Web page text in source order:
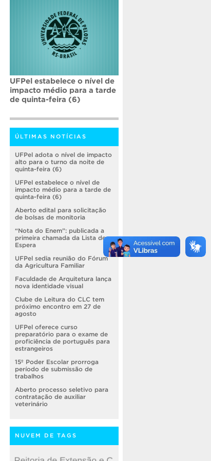
UFPel estabelece o nível de
impacto médio para a tarde
de quinta-feira (6)
ÚLTIMAS NOTÍCIAS
UFPel adota o nível de impacto
alto para o turno da noite de
quinta-feira (6)
UFPel estabelece o nível de
impacto médio para a tarde de
quinta-feira (6)
Aberto edital para solicitação
de bolsas de monitoria
“Nota do Enem”: publicada a
primeira chamada da Lista de
Espera
UFPel sedia reunião do Fórum
da Agricultura Familiar
Faculdade de Arquitetura lança
nova identidade visual
Clube de Leitura do CLC tem
próximo encontro em 27 de
agosto
UFPel oferece curso
preparatório para o exame de
proficiência de português para
estrangeiros
15º Poder Escolar prorroga
período de submissão de
trabalhos
Aberto processo seletivo para
contratação de auxiliar
veterinário
NUVEM DE TAGS